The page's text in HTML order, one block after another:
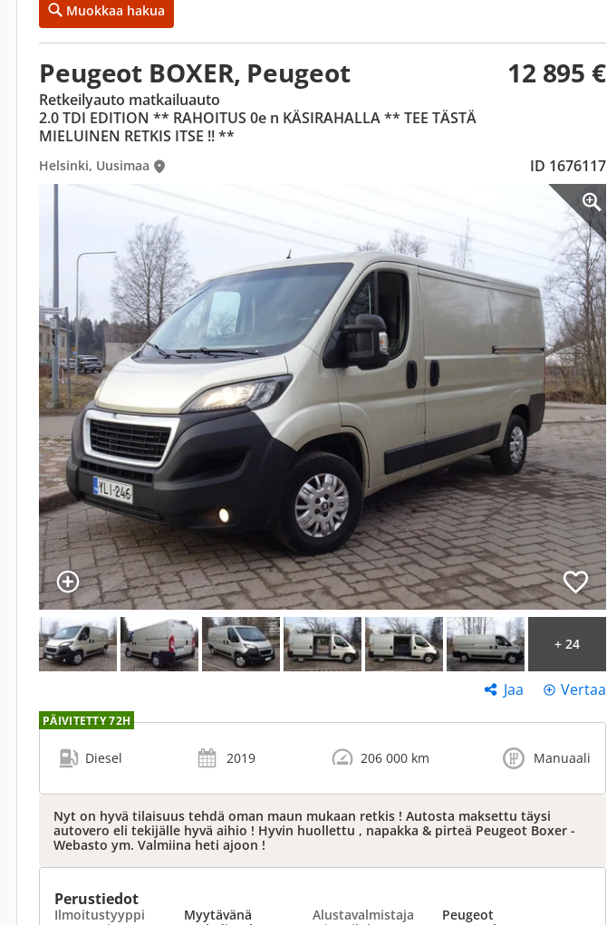
Muokkaa hakua
Peugeot BOXER, Peugeot 12 895 €
Retkeilyauto matkailuauto
2.0 TDI EDITION ** RAHOITUS 0e n KÄSIRAHALLA ** TEE TÄSTÄ
MIELUINEN RETKIS ITSE !! **
Helsinki, Uusimaa ID 1676117
+ 24
Jaa Vertaa
PÄIVITETTY 72H
Diesel 2019 206 000 km Manuaali
Nyt on hyvä tilaisuus tehdä oman maun mukaan retkis ! Autosta maksettu täysi
autovero eli tekijälle hyvä aihio ! Hyvin huollettu , napakka & pirteä Peugeot Boxer -
Webasto ym. Valmiina heti ajoon !
Perustiedot
Ilmoitustyyppi Myytävänä Alustavalmistaja
Peugeot